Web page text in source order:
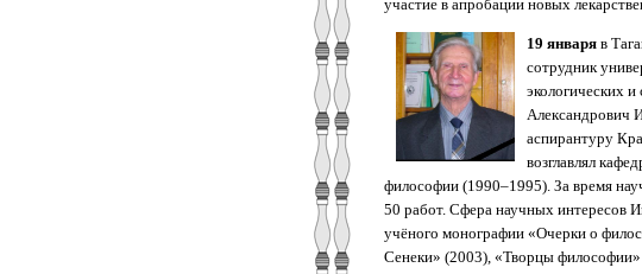
участие в апробации новых
19 января в
сотрудник
экологических
Александрович
аспирантуру
возглавлял
философии (1990–1995). За время
50 работ. Сфера научных интересов
учёного монографии «Очерки о
Сенеки» (2003), «Творцы